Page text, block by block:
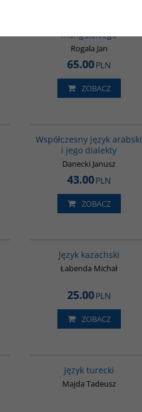
mongolskiego
Rogala Jan
65.00PLN
ZOBACZ
Współczesny język arabski
i jego dialekty
Danecki Janusz
43.00PLN
ZOBACZ
Język kazachski
Łabenda Michał
25.00PLN
ZOBACZ
Język turecki
Majda Tadeusz